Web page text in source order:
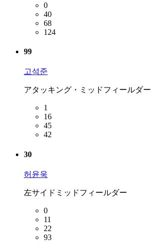
0
40
68
124
99
고석준
アタッキング・ミッドフィールダー
1
16
45
42
30
허윤욱
左サイドミッドフィールダー
0
11
22
93